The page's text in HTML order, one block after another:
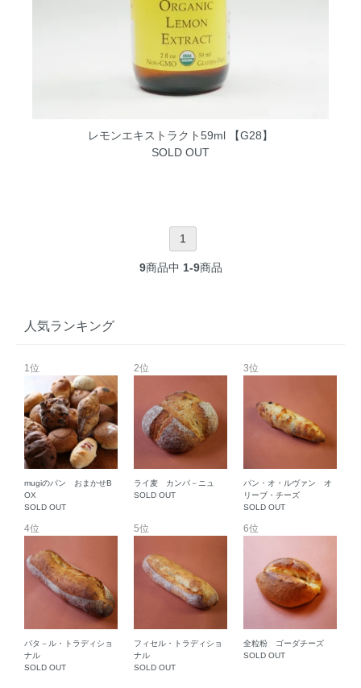
レモンエキストラクト59ml 【G28】
SOLD OUT
1
9商品中 1-9商品
人気ランキング
1位
mugiのパン おまかせB
OX
SOLD OUT
2位
ライ麦 カンパ－ニュ
SOLD OUT
3位
パン・オ・ルヴァン オ
リーブ・チーズ
SOLD OUT
4位
バタ－ル・トラディショ
ナル
SOLD OUT
5位
フィセル・トラディショ
ナル
SOLD OUT
6位
全粒粉 ゴーダチーズ
SOLD OUT